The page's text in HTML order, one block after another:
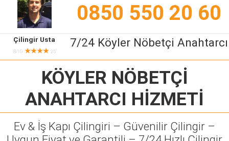
0850 550 20 60
Çilingir Usta
8/10 ★★★★ 25
7/24 Köyler Nöbetçi Anahtarcı
KÖYLER NÖBETÇİ
ANAHTARCI HİZMETİ
Ev & İş Kapı Çilingiri – Güvenilir Çilingir –